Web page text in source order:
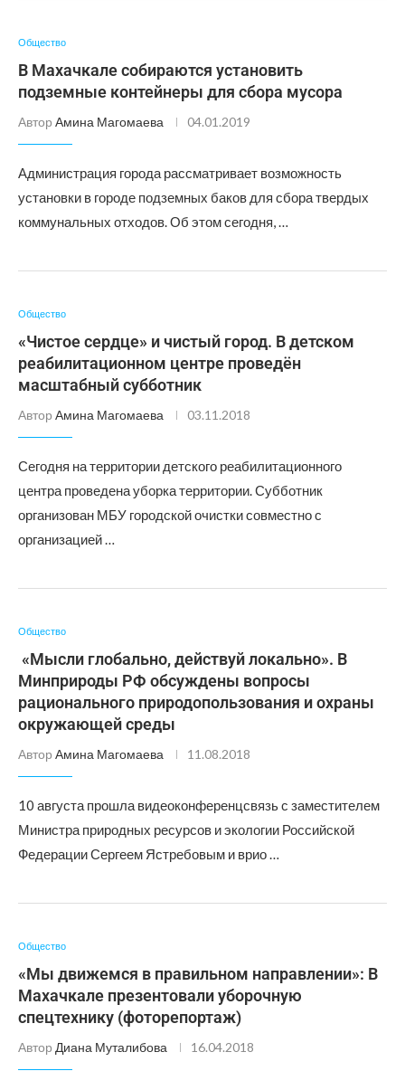
Общество
В Махачкале собираются установить
подземные контейнеры для сбора мусора
Автор Амина Магомаева 04.01.2019
Администрация города рассматривает возможность
установки в городе подземных баков для сбора твердых
коммунальных отходов. Об этом сегодня, …
Общество
«Чистое сердце» и чистый город. В детском
реабилитационном центре проведён
масштабный субботник
Автор Амина Магомаева 03.11.2018
Сегодня на территории детского реабилитационного
центра проведена уборка территории. Субботник
организован МБУ городской очистки совместно с
организацией …
Общество
«Мысли глобально, действуй локально». В
Минприроды РФ обсуждены вопросы
рационального природопользования и охраны
окружающей среды
Автор Амина Магомаева 11.08.2018
10 августа прошла видеоконференцсвязь с заместителем
Министра природных ресурсов и экологии Российской
Федерации Сергеем Ястребовым и врио …
Общество
«Мы движемся в правильном направлении»: В
Махачкале презентовали уборочную
спецтехнику (фоторепортаж)
Автор Диана Муталибова 16.04.2018